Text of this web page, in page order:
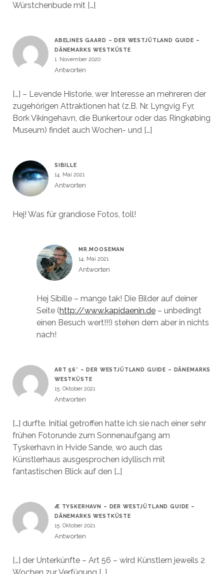
Würstchenbude mit […]
ABELINES GAARD – DER WESTJÜTLAND GUIDE –
DÄNEMARKS WESTKÜSTE
1. November 2020
Antworten
[…] – Levende Historie, wer Interesse an mehreren der
zugehörigen Attraktionen hat (z.B. Nr. Lyngvig Fyr,
Bork Vikingehavn, die Bunkertour oder das Ringkøbing
Museum) findet auch Wochen- und […]
SIBILLE
14. Mai 2021
Antworten
Hej! Was für grandiose Fotos, toll!
MR.MOOSEMAN
14. Mai 2021
Antworten
Hej Sibille – mange tak! Die Bilder auf deiner
Seite (http://www.kapidaenin.de– unbedingt
einen Besuch wert!!!) stehen dem aber in nichts
nach!
ART 56° – DER WESTJÜTLAND GUIDE – DÄNEMARKS
WESTKÜSTE
15. Oktober 2021
Antworten
[…] durfte. Initial getroffen hatte ich sie nach einer sehr
frühen Fotorunde zum Sonnenaufgang am
Tyskerhavn in Hvide Sande, wo auch das
Künstlerhaus ausgesprochen idyllisch mit
fantastischen Blick auf den […]
Æ TYSKERHAVN – DER WESTJÜTLAND GUIDE –
DÄNEMARKS WESTKÜSTE
15. Oktober 2021
Antworten
[…] der Unterkünfte – Art 56 – wird Künstlern jeweils 2